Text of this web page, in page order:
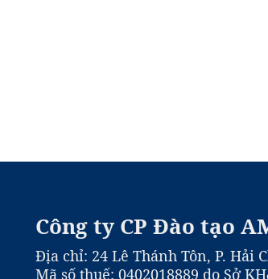
Công ty CP Đào tạo
Địa chỉ: 24 Lê Thánh Tôn, P. Hải
Mã số thuế: 0402018889 do Sở